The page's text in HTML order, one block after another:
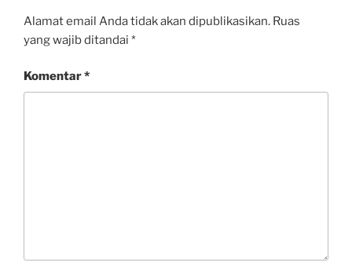
Alamat email Anda tidak akan dipublikasikan. Ruas
yang wajib ditandai *
Komentar*